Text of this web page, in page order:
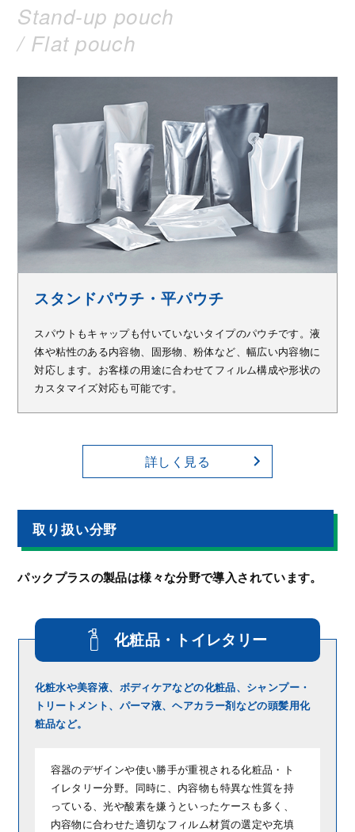
Stand-up pouch
/ Flat pouch
スタンドパウチ・平パウチ
スパウトもキャップも付いていないタイプのパウチです。液
体や粘性のある内容物、固形物、粉体など、幅広い内容物に
対応します。お客様の用途に合わせてフィルム構成や形状の
カスタマイズ対応も可能です。
詳しく見る
取り扱い分野
パックプラスの製品は様々な分野で導入されています。
化粧品・トイレタリー
化粧水や美容液、ボディケアなどの化粧品、シャンプー・
トリートメント、パーマ液、ヘアカラー剤などの頭髪用化
粧品など。
容器のデザインや使い勝手が重視される化粧品・ト
イレタリー分野。同時に、内容物も特異な性質を持
っている、光や酸素を嫌うといったケースも多く、
内容物に合わせた適切なフィルム材質の選定や充填